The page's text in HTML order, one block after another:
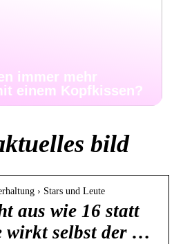
immer mehr
einem Kopfkissen?
bild
› Stars und Leute
aus wie 16 statt
wirkt selbst der …